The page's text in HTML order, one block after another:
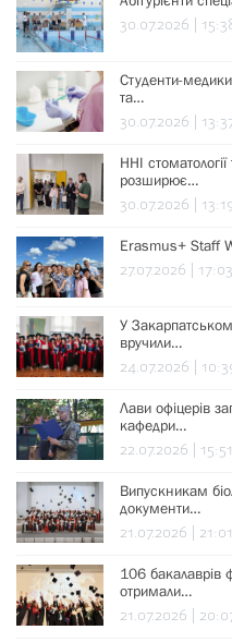
30.07.2026 |
Студенти-
та…
30.07.2026 |
ННІ
розширює…
30.07.2026 |
Erasmus+ Staff
27.07.2026 | 17:03
У
вручили…
24.07.2026 |
Лави офіцерів
кафедри…
22.07.2026 | 15:51
Випускникам
документи…
21.07.2026 | 21:01
106 бакалаврів
отримали…
21.07.2026 |